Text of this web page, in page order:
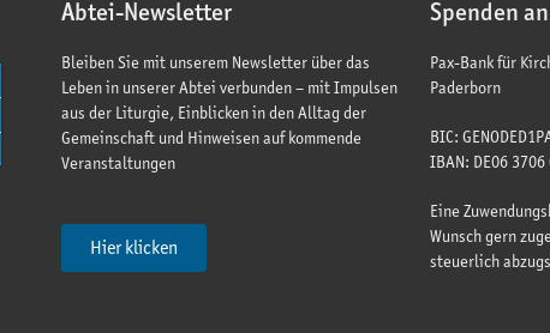
Abtei-Newsletter
Bleiben Sie mit unserem Newsletter über das
Leben in unserer Abtei verbunden – mit Impulsen
aus der Liturgie, Einblicken in den Alltag der
Gemeinschaft und Hinweisen auf kommende
Veranstaltungen
Hier klicken
Spenden
Pax-Bank für
Paderborn
BIC:
IBAN: DE06
Eine
Wunsch gern
steuerlich